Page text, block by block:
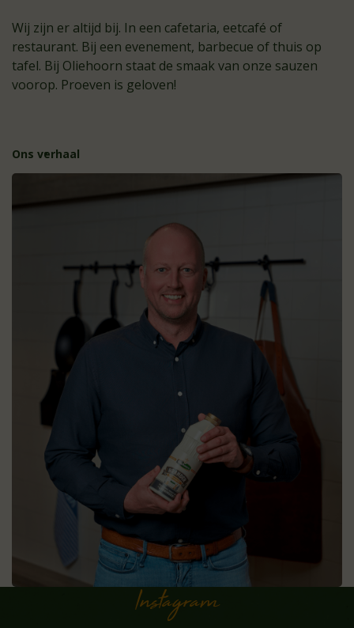
Wij zijn er altijd bij. In een cafetaria, eetcafé of
restaurant. Bij een evenement, barbecue of thuis op
tafel. Bij Oliehoorn staat de smaak van onze sauzen
voorop. Proeven is geloven!
Ons verhaal
Instagram